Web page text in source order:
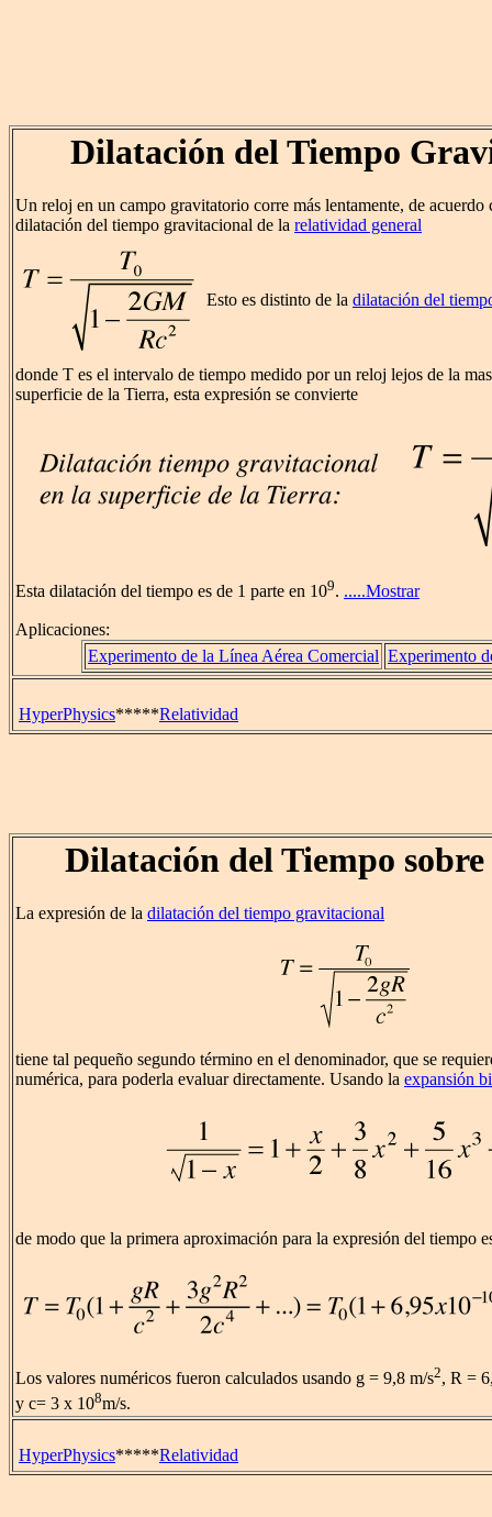
Dilatación del Tiempo
Un reloj en un campo gravitatorio corre más lentamente, de
dilatación del tiempo gravitacional de la relatividad general
Esto es distinto de la dilatación del
donde T es el intervalo de tiempo medido por un reloj lejos de la
superficie de la Tierra, esta expresión se convierte
Esta dilatación del tiempo es de 1 parte en 109. .....Mostrar
Aplicaciones:
Experimento de la Línea Aérea Comercial Experimento
HyperPhysics*****Relatividad
Dilatación del Tiempo
La expresión de la dilatación del tiempo gravitacional
tiene tal pequeño segundo término en el denominador, que se
numérica, para poderla evaluar directamente. Usando la expansión
de modo que la primera aproximación para la expresión del tiempo
Los valores numéricos fueron calculados usando g = 9,8 m/s2, R =
y c= 3 x 108m/s.
HyperPhysics*****Relatividad